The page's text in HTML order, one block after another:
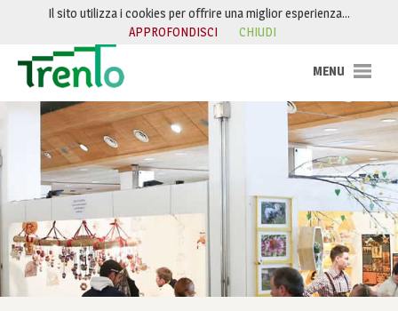
Salta al contenuto
Il sito utilizza i cookies per offrire una miglior esperienza…
APPROFONDISCI
CHIUDI